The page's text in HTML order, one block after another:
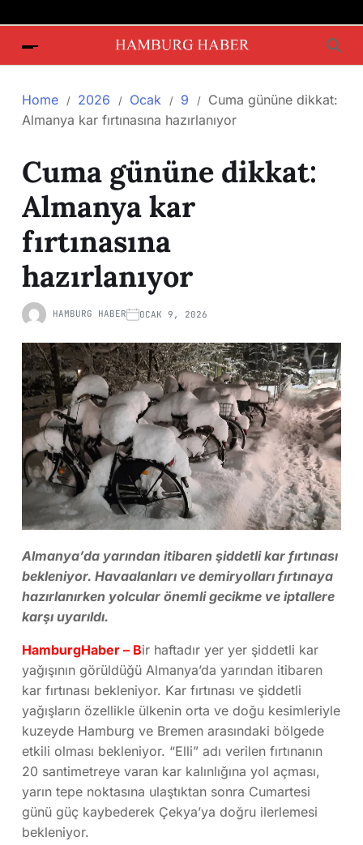
Home 2026 Ocak 9
Cuma gününe dikkat:
Almanya kar fırtınasına hazırlanıyor
Cuma gününe dikkat:
Almanya kar
fırtınasına
hazırlanıyor
HAMBURG HABER OCAK 9, 2026
Almanya’da yarından itibaren şiddetli kar fırtınası
bekleniyor. Havaalanları ve demiryolları fırtınaya
hazırlanırken yolcular önemli gecikme ve iptallere
karşı uyarıldı.
HamburgHaber – Bir haftadır yer yer şiddetli kar
yağışının görüldüğü Almanya’da yarından itibaren
kar fırtınası bekleniyor. Kar fırtınası ve şiddetli
yağışların özellikle ülkenin orta ve doğu kesimleriyle
kuzeyde Hamburg ve Bremen arasındaki bölgede
etkili olması bekleniyor. “Elli” adı verilen fırtınanın
20 santimetreye varan kar kalınlığına yol açması,
yarın tepe noktasına ulaştıktan sonra Cumartesi
günü güç kaybederek Çekya’ya doğru ilerlemesi
bekleniyor.